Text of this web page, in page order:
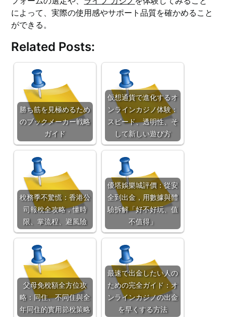
によって、実際の使用感やサポート品質を確かめること
ができる。
Related Posts:
勝ち筋を見極めるため
のブックメーカー戦略
ガイド
仮想通貨で進化するオ
ンラインカジノ体験：
スピード、透明性、そ
して新しい遊び方
稅務季不驚慌：香港公
司報稅全攻略，懂時
限、掌流程、避風險
優塔娛樂城評價：從安
全到出金，用數據與體
驗拆解「好不好玩、值
不值得」
父母免稅額全方位攻
略：同住、不同住與全
年同住的實用節稅策略
最速で出金したい人の
ための完全ガイド：オ
ンラインカジノの出金
を早くする方法